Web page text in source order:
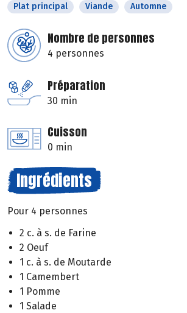
Plat principal Viande Automne
Nombre de personnes
4 personnes
Préparation
30 min
Cuisson
0 min
Ingrédients
Pour 4 personnes
2 c. à s. de Farine
2 Oeuf
1 c. à s. de Moutarde
1 Camembert
1 Pomme
1 Salade